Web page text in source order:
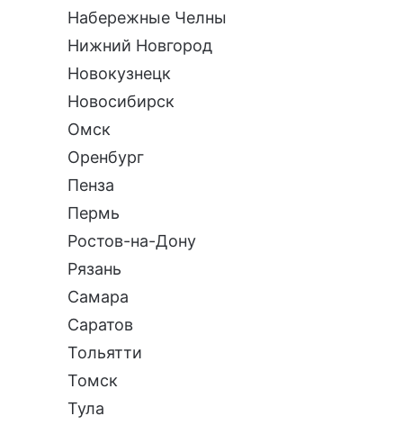
Набережные Челны
Нижний Новгород
Новокузнецк
Новосибирск
Омск
Оренбург
Пенза
Пермь
Ростов-на-Дону
Рязань
Самара
Саратов
Тольятти
Томск
Тула